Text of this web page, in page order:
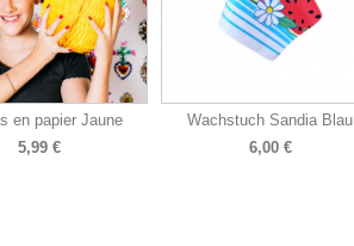
en papier Jaune
5,99 €
Wachstuch Sandia Blau
6,00 €